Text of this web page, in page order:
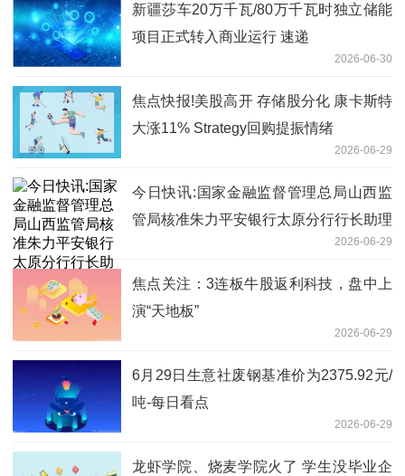
新疆莎车20万千瓦/80万千瓦时独立储能
项目正式转入商业运行 速递
2026-06-30
焦点快报!美股高开 存储股分化 康卡斯特
大涨11% Strategy回购提振情绪
2026-06-29
今日快讯:国家金融监督管理总局山西监
管局核准朱力平安银行太原分行行长助理
2026-06-29
焦点关注：3连板牛股返利科技，盘中上
演“天地板”
2026-06-29
6月29日生意社废钢基准价为2375.92元/
吨-每日看点
2026-06-29
龙虾学院、烧麦学院火了 学生没毕业企